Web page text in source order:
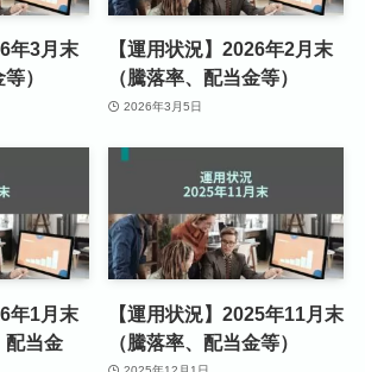
年3月末
）
【運用状況】2026年2月末
（騰落率、配当金等）
2026年3月5日
年1月末
配当金
【運用状況】2025年11月末
（騰落率、配当金等）